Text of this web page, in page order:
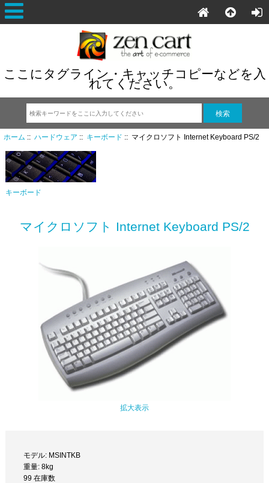
ここにタグライン・キャッチコピーなどを入
れてください。
ホーム :: ハードウェア :: キーボード :: マイクロソフト Internet Keyboard PS/2
キーボード
マイクロソフト Internet Keyboard PS/2
拡大表示
モデル: MSINTKB
重量: 8kg
99 在庫数